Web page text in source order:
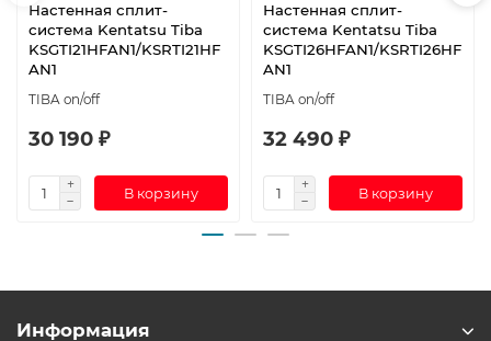
Настенная сплит-
система Kentatsu Tiba
KSGTI21HFAN1/KSRTI21HF
AN1
TIBA on/off
30 190 ₽
В корзину
Настенная сплит-
система Kentatsu Tiba
KSGTI26HFAN1/KSRTI26HF
AN1
TIBA on/off
32 490 ₽
В корзину
Информация